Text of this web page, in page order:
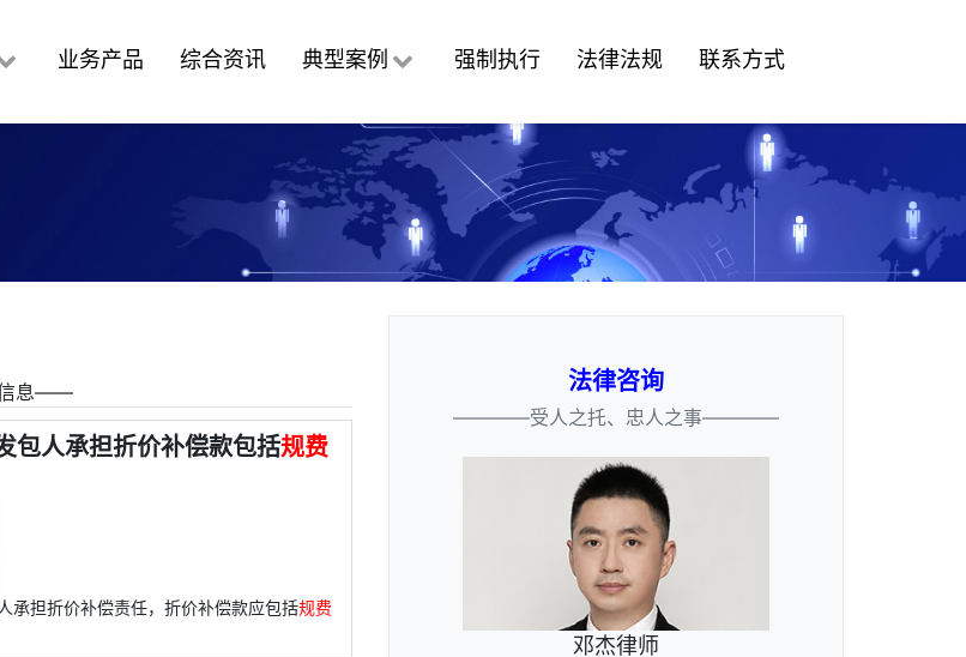
业务产品 综合资讯 典型案例 强制执行 法律法规 联系方式
息――
包人承担折价补偿款包括规费
承担折价补偿责任，折价补偿款应包括规费
法律咨询
————受人之托、忠人之事————
邓杰律师